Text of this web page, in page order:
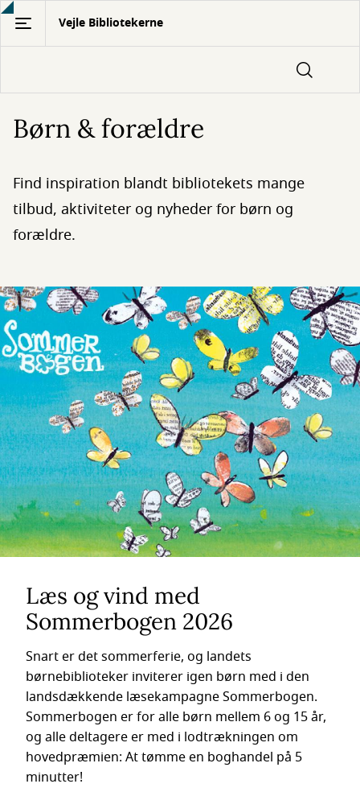
Gå
hovedindhold
Vejle Bibliotekerne
Børn & forældre
Find inspiration blandt bibliotekets mange
tilbud, aktiviteter og nyheder for børn og
forældre.
Læs og vind med
Sommerbogen 2026
Snart er det sommerferie, og landets
børnebiblioteker inviterer igen børn med i den
landsdækkende læsekampagne Sommerbogen.
Sommerbogen er for alle børn mellem 6 og 15 år,
og alle deltagere er med i lodtrækningen om
hovedpræmien: At tømme en boghandel på 5
minutter!